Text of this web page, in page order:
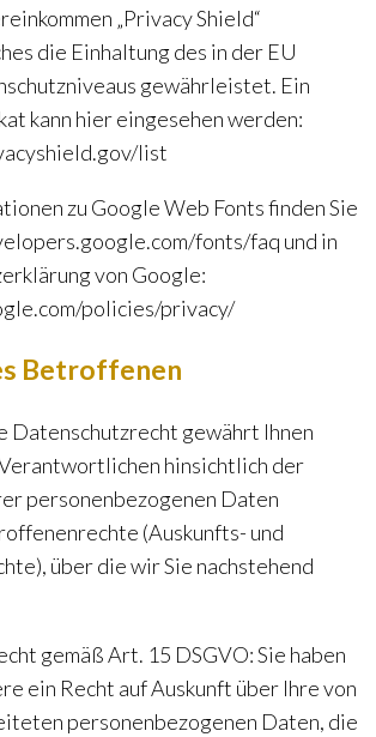
„Privacy Shield“
die Einhaltung des in der EU
gewährleistet. Ein
kann hier eingesehen werden:
list
zu Google Web Fonts finden Sie
fonts/faq und in
von Google:
policies/privacy/
Betroffenen
Datenschutzrecht gewährt Ihnen
hinsichtlich der
personenbezogenen Daten
(Auskunfts- und
über die wir Sie nachstehend
gemäß Art. 15 DSGVO: Sie haben
ein Recht auf Auskunft über Ihre von
personenbezogenen Daten, die